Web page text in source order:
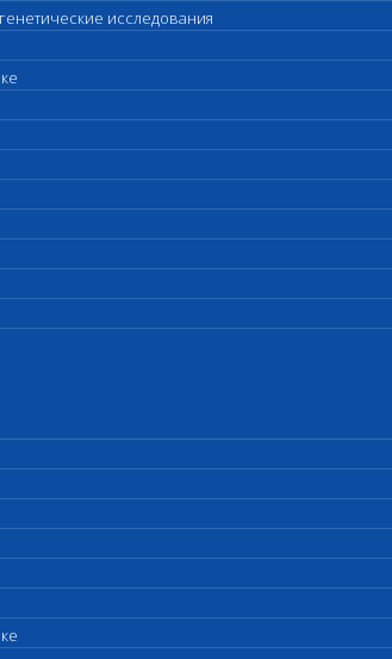
исследования